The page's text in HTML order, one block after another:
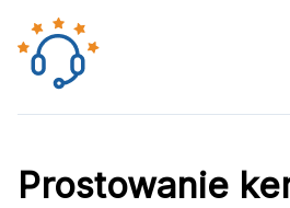
Prostowanie